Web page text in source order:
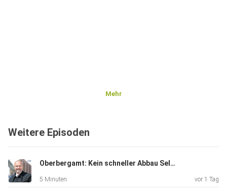
Mehr
Weitere Episoden
Oberbergamt: Kein schneller Abbau Seltener Erden in Delitzsch
5 Minuten vor 1 Tag